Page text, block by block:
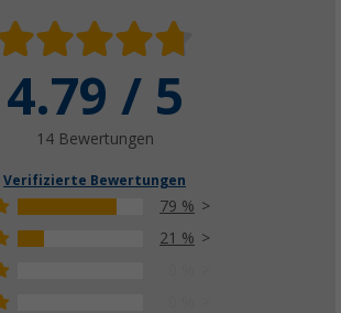
4.79 / 5
14 Bewertungen
Verifizierte Bewertungen
79 %
21 %